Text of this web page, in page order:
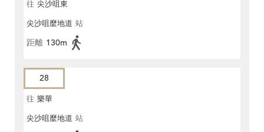
往 尖沙咀東
尖沙咀麼地道 站
距離 130m
28
往 樂華
尖沙咀麼地道 站